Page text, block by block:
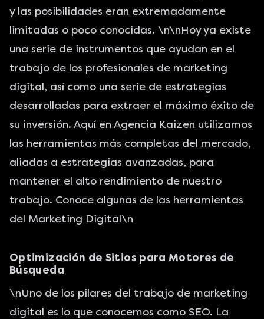
y las posibilidades eran extremadamente
limitadas o poco conocidas. \n\nHoy ya existe
una serie de instrumentos que ayudan en el
trabajo de los profesionales de marketing
digital, así como una serie de estrategias
desarrolladas para extraer el máximo éxito de
su inversión. Aquí en Agencia Kaizen utilizamos
las herramientas más completas del mercado,
aliadas a estrategias avanzadas, para
mantener el alto rendimiento de nuestro
trabajo. Conoce algunas de las herramientas
del Marketing Digital\n
Optimización de Sitios para Motores de
Búsqueda
\nUno de los pilares del trabajo de marketing
digital es lo que conocemos como SEO. La